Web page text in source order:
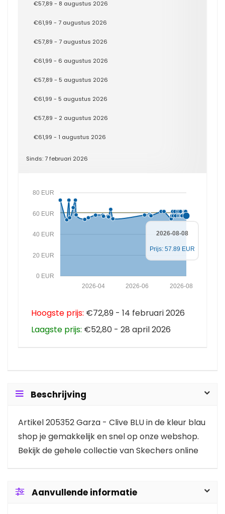
€57,89 - 8 augustus 2026
€61,99 - 7 augustus 2026
€57,89 - 7 augustus 2026
€61,99 - 6 augustus 2026
€57,89 - 5 augustus 2026
€61,99 - 5 augustus 2026
€57,89 - 2 augustus 2026
€61,99 - 1 augustus 2026
Sinds: 7 februari 2026
0 EUR
20 EUR
40 EUR
60 EUR
80 EUR
2026-08
2026-06
2026-04
2026-08-08
Prijs: 57.89 EUR
Hoogste prijs: €72,89 - 14 februari 2026
Laagste prijs: €52,80 - 28 april 2026
Beschrijving
Artikel 205352 Garza - Clive BLU in de kleur blau
shop je gemakkelijk en snel op onze webshop.
Bekijk de gehele collectie van Skechers online
Aanvullende informatie